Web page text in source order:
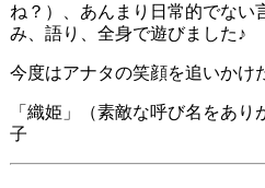
ね？）、あんまり日常的でない
み、語り、全身で遊びました♪
今度はアナタの笑顔を追いかけ
「織姫」（素敵な呼び名をあ
子